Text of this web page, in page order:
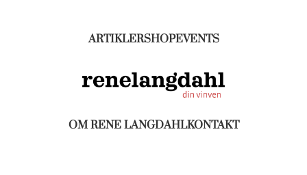
ARTIKLERSHOPEVENTS
OM RENE LANGDAHLKONTAKT